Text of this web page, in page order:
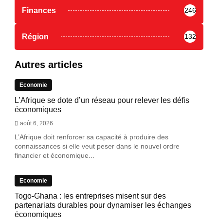
Finances 246
Région 132
Autres articles
Economie
L’Afrique se dote d’un réseau pour relever les défis
économiques
août 6, 2026
L’Afrique doit renforcer sa capacité à produire des
connaissances si elle veut peser dans le nouvel ordre
financier et économique...
Economie
Togo-Ghana : les entreprises misent sur des
partenariats durables pour dynamiser les échanges
économiques